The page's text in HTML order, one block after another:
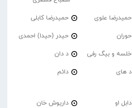
حمیدرضا علوی حمیدرضا کابلی
حوران حیدر (حیدا) احمدی
خلسه و بیگ رفی د دان
د های دائم
دابل او داریوش خان